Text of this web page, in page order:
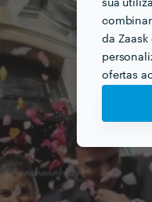
sua
da
ofertas